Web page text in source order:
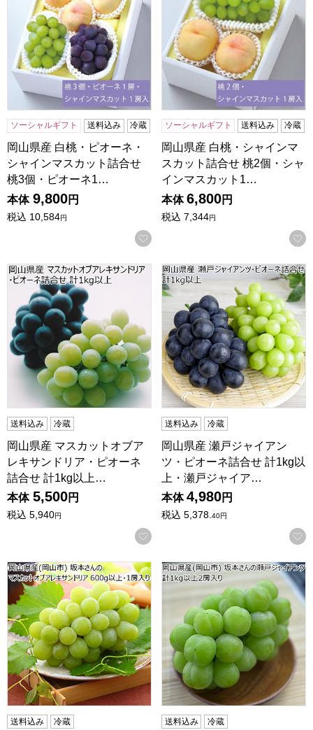
ソーシャルギフト 送料込み 冷蔵
岡山県産 白桃・ピオーネ・
シャインマスカット詰合せ
桃3個・ピオーネ1…
本体 9,800円
税込 10,584円
お気に入りに登録する
ソーシャルギフト 送料込み 冷蔵
岡山県産 白桃・シャインマ
スカット詰合せ 桃2個・シャ
インマスカット1…
本体 6,800円
税込 7,344円
岡山県産 マスカットオブアレキサンドリア・ピオーネ詰合
送料込み 冷蔵
岡山県産 マスカットオブア
レキサンドリア・ピオーネ
詰合せ 計1kg以上…
本体 5,500円
税込 5,940円
お気に入りに登録する
岡山県産 瀬戸ジャイアンツ
送料込み 冷蔵
岡山県産 瀬戸ジャイアン
ツ・ピオーネ詰合せ 計1kg以
上・瀬戸ジャイア…
本体 4,980円
税込 5,378.40円
岡山県産(岡山市) 坂本さんのマスカットオブアレキサンド
送料込み 冷蔵
岡山県産(岡山市) 坂本さんの
送料込み 冷蔵